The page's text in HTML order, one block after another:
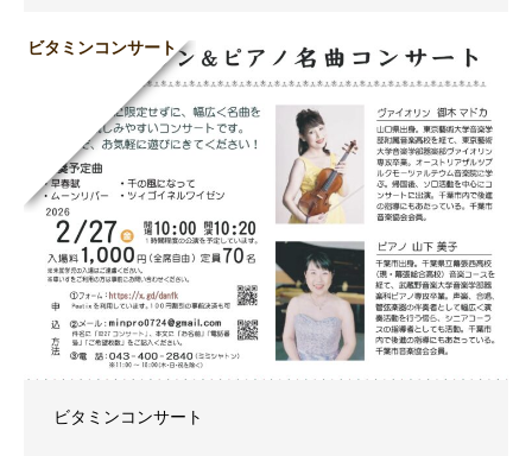
ビタミンコンサート
ビタミンコンサート